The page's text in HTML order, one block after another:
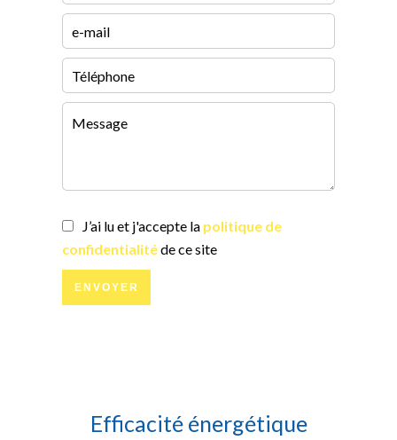
J’ai lu et j'accepte la politique de
confidentialitéde ce site
ENVOYER
Efficacité énergétique